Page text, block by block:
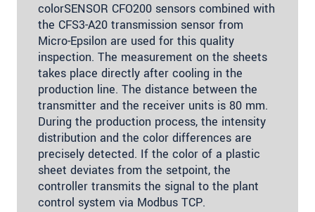
colorSENSOR CFO200 sensors combined with
the CFS3-A20 transmission sensor from
Micro-Epsilon are used for this quality
inspection. The measurement on the sheets
takes place directly after cooling in the
production line. The distance between the
transmitter and the receiver units is 80 mm.
During the production process, the intensity
distribution and the color differences are
precisely detected. If the color of a plastic
sheet deviates from the setpoint, the
controller transmits the signal to the plant
control system via Modbus TCP.